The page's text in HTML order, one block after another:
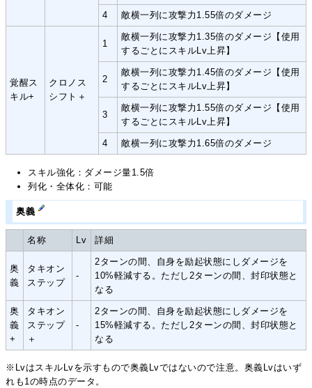
4 敵横一列に攻撃力1.55倍のダメージ
覚醒ス
キル+
クロノス
シフト＋
1
敵横一列に攻撃力1.35倍のダメージ【使用
するごとにスキルLv上昇】
2
敵横一列に攻撃力1.45倍のダメージ【使用
するごとにスキルLv上昇】
3
敵横一列に攻撃力1.55倍のダメージ【使用
するごとにスキルLv上昇】
4 敵横一列に攻撃力1.65倍のダメージ
スキル強化：ダメージ量1.5倍
列化・全体化：可能
奥義
名称 Lv 詳細
奥
義
タキオン
ステップ
-
2ターンの間、自身を励起状態にしダメージを
10%軽減する。ただし2ターンの間、封印状態と
なる
奥
義
+
タキオン
ステップ
＋
-
2ターンの間、自身を励起状態にしダメージを
15%軽減する。ただし2ターンの間、封印状態と
なる
※LvはスキルLvを示すもので奥義Lvではないので注意。奥義Lvはいず
れも1の時点のデータ。